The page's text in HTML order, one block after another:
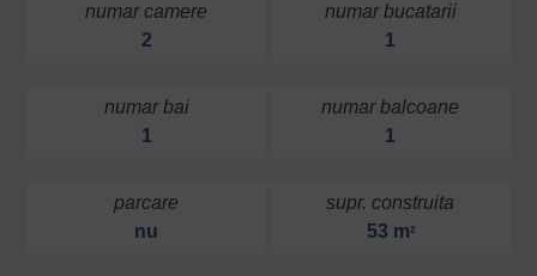
numar camere
2
numar bucatarii
1
numar bai
1
numar balcoane
1
parcare
nu
supr. construita
53 m2